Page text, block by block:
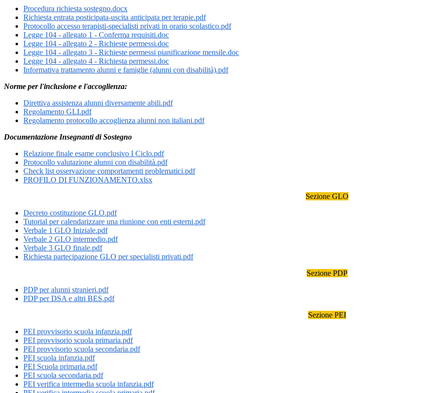
Procedura richiesta sostegno.docx
Richiesta entrata posticipata-uscita anticipata per terapie.pdf
Protocollo accesso terapisti-specialisti privati in orario scolastico.pdf
Legge 104 - allegato 1 - Conferma requisiti.doc
Legge 104 - allegato 2 - Richieste permessi.doc
Legge 104 - allegato 3 - Richieste permessi pianificazione mensile.doc
Legge 104 - allegato 4 - Richiesta permessi.doc
Informativa trattamento alunni e famiglie (alunni con disabilità).pdf
Norme per l'inclusione e l'accoglienza:
Direttiva assistenza alunni diversamente abili.pdf
Regolamento GLI.pdf
Regolamento protocollo accoglienza alunni non italiani.pdf
Documentazione Insegnanti di Sostegno
Relazione finale esame conclusivo I Ciclo.pdf
Protocollo valutazione alunni con disabilità.pdf
Check list osservazione comportamenti problematici.pdf
PROFILO DI FUNZIONAMENTO.xlsx
Sezione GLO
Decreto costituzione GLO.pdf
Tutorial per calendarizzare una riunione con enti esterni.pdf
Verbale 1 GLO Iniziale.pdf
Verbale 2 GLO intermedio.pdf
Verbale 3 GLO finale.pdf
Richiesta partecipazione GLO per specialisti privati.pdf
Sezione PDP
PDP per alunni stranieri.pdf
PDP per DSA e altri BES.pdf
Sezione PEI
PEI provvisorio scuola infanzia.pdf
PEI provvisorio scuola primaria.pdf
PEI provvisorio scuola secondaria.pdf
PEI scuola infanzia.pdf
PEI Scuola primaria.pdf
PEI scuola secondaria.pdf
PEI verifica intermedia scuola infanzia.pdf